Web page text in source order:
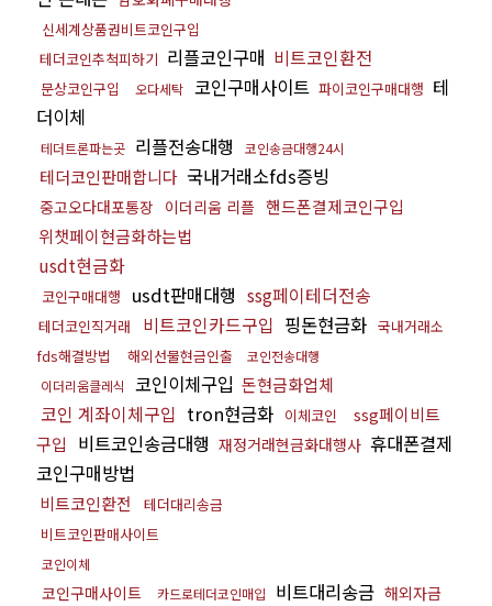
신세계상품권비트코인구입
테더코인추척피하기 리플코인구매 비트코인환전
문상코인구입 오다세탁 코인구매사이트 파이코인구매대행 테
더이체
테더트론파는곳 리플전송대행 코인송금대행24시
테더코인판매합니다 국내거래소fds증빙
중고오다대포통장 이더리움 리플 핸드폰결제코인구입
위챗페이현금화하는법
usdt현금화
코인구매대행 usdt판매대행 ssg페이테더전송
테더코인직거래 비트코인카드구입 핑돈현금화 국내거래소
fds해결방법
해외선물현금인출
코인전송대행
이더리움클레식
코인이체구입 돈현금화업체
코인 계좌이체구입 tron현금화 이체코인
ssg페이비트
구입
비트코인송금대행 재정거래현금화대행사 휴대폰결제
코인구매방법
비트코인환전
테더대리송금
비트코인판매사이트
코인이체
코인구매사이트 카드로테더코인매입 비트대리송금 해외자금